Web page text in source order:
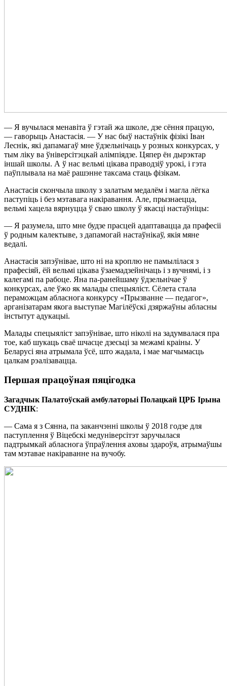
— Я вучылася менавіта ў гэтай жа школе, дзе сёння працую,
— гаворыць Анастасія. — У нас быў настаўнік фізікі Іван
Леснік, які дапамагаў мне ўдзельнічаць у розных конкурсах, у
тым ліку ва ўніверсітэцкай алімпіядзе. Цяпер ён дырэктар
іншай школы. А ў нас вельмі цікава праводзіў урокі, і гэта
паўплывала на маё рашэнне таксама стаць фізікам.
Анастасія скончыла школу з залатым медалём і магла лёгка
паступіць і без мэтавага накіравання. Але, прызнаецца,
вельмі хацела вярнуцца ў сваю школу ў якасці настаўніцы:
— Я разумела, што мне будзе прасцей адаптавацца да прафесіі
ў родным калектыве, з дапамогай настаўнікаў, якія мяне
ведалі.
Анастасія запэўнівае, што ні на кроплю не памылілася з
прафесіяй, ёй вельмі цікава ўзаемадзейнічаць і з вучнямі, і з
калегамі па рабоце. Яна па-ранейшаму ўдзельнічае ў
конкурсах, але ўжо як малады спецыяліст. Сёлета стала
пераможцам абласнога конкурсу «Прызванне — педагог»,
арганізатарам якога выступае Магілёўскі дзяржаўны абласны
інстытут адукацыі.
Малады спецыяліст запэўнівае, што ніколі на задумвалася пра
тое, каб шукаць сваё шчасце дзесьці за межамі краіны. У
Беларусі яна атрымала ўсё, што жадала, і мае магчымасць
цалкам рэалізавацца.
Першая працоўная пяцігодка
Загадчык Палатоўскай амбулаторыі Полацкай ЦРБ Ірына
СУДНІК:
— Сама я з Сянна, па заканчэнні школы ў 2018 годзе для
паступлення ў Віцебскі медуніверсітэт заручылася
падтрымкай абласнога ўпраўлення аховы здароўя, атрымаўшы
там мэтавае накіраванне на вучобу.